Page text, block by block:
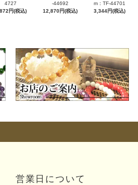
4727
円(税込)
-44692
12,870円(税込)
m：TF-44701
3,344円(税込)
営業日について